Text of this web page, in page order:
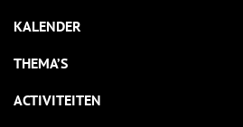
KALENDER
THEMA’S
ACTIVITEITEN